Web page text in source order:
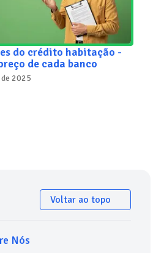
do crédito habitação -
de cada banco
2025
Voltar ao topo
Nós